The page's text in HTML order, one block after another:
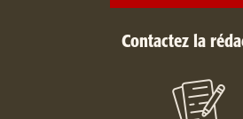
Contactez la